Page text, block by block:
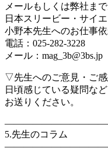
メールもしくは弊社ま
日本スリービー・サイ
小野本先生へのお仕事
電話：025-282-3228
メール：mag_3b@3bs.jp
▽先生へのご意見・ご感
日頃感じている疑問な
お送りください。
5.先生のコラム